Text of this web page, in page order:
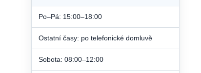
Po–Pá: 15:00–18:00
Ostatní časy: po telefonické domluvě
Sobota: 08:00–12:00